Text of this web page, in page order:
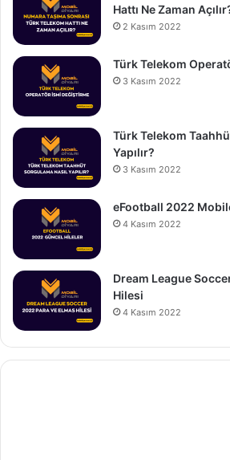
Hattı Ne Zaman
2 Kasım 2022
Türk Telekom
3 Kasım 2022
Türk Telekom
Yapılır?
3 Kasım 2022
eFootball 2022
4 Kasım 2022
Dream League
Hilesi
4 Kasım 2022